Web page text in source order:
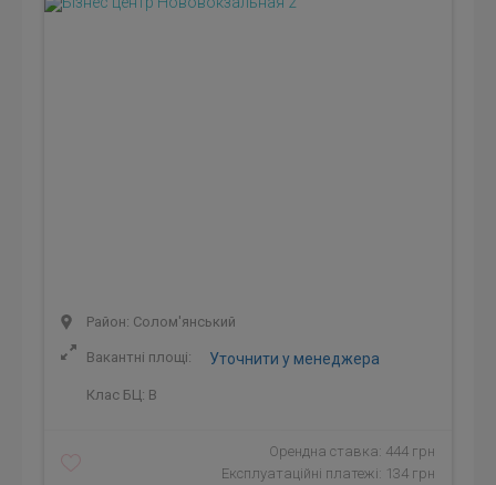
Район: Солом'янський
Вакантні площі: Уточнити у менеджера
Клас БЦ: B
Орендна ставка: 444 грн
Експлуатаційні платежі: 134 грн